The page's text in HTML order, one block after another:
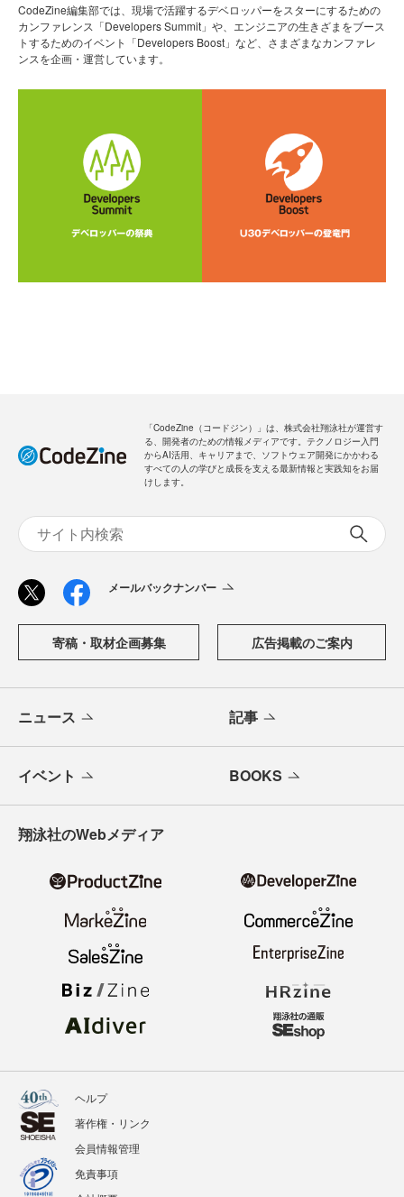
CodeZine編集部では、現場で活躍するデベロッパーをスターにするための
カンファレンス「Developers Summit」や、エンジニアの生きざまをブース
トするためのイベント「Developers Boost」など、さまざまなカンファレ
ンスを企画・運営しています。
「CodeZine（コードジン）」は、株式会社翔泳社が運営す
る、開発者のための情報メディアです。テクノロジー入門
からAI活用、キャリアまで、ソフトウェア開発にかかわる
すべての人の学びと成長を支える最新情報と実践知をお届
けします。
メールバックナンバー
寄稿・取材企画募集 広告掲載のご案内
ニュース 記事
イベント BOOKS
翔泳社のWebメディア
ヘルプ
著作権・リンク
会員情報管理
免責事項